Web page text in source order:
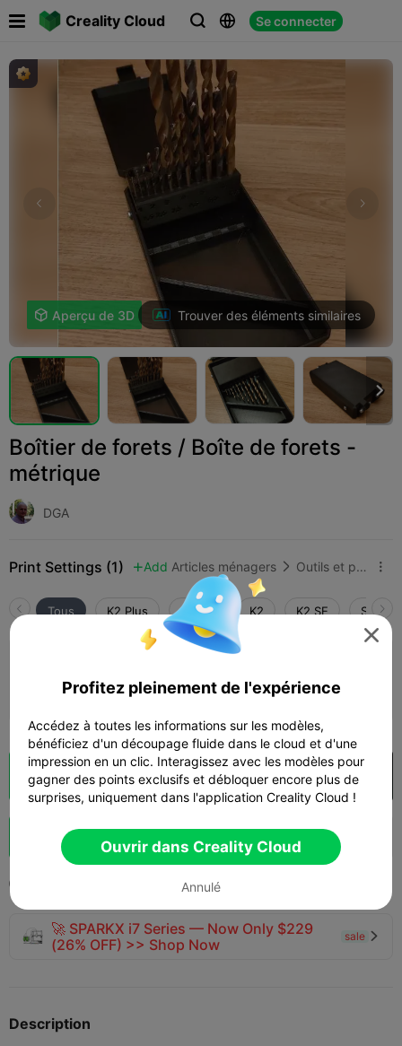
Creality Cloud   Se connecter
 
 Aperçu de 3D Trouver des éléments similaires

Boîtier de forets / Boîte de forets -
métrique
DGA
Print Settings (1)  Add Articles ménagers  Outils et pièces de rechange 
Tous K2 Plus K2 Pro K2 K2 SE
 10h 25m  2 plates  186.38g
Découpes Ouvrir dans Creality Cloud
Booster

🚀 SPARKX i7 Series — Now Only $229
(26% OFF) >> Shop Now
sale 
Description

Profitez pleinement de l'expérience
Accédez à toutes les informations sur les modèles,
bénéficiez d'un découpage fluide dans le cloud et d'une
impression en un clic. Interagissez avec les modèles pour
gagner des points exclusifs et débloquer encore plus de
surprises, uniquement dans l'application Creality Cloud !
Ouvrir dans Creality Cloud
Annulé